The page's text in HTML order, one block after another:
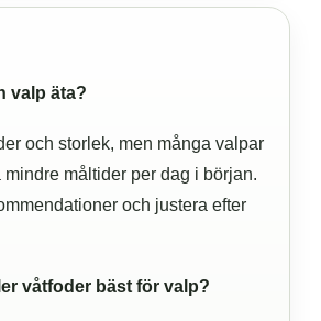
valp äta?
och storlek, men många valpar
mindre måltider per dag i början.
och justera efter
våtfoder bäst för valp?